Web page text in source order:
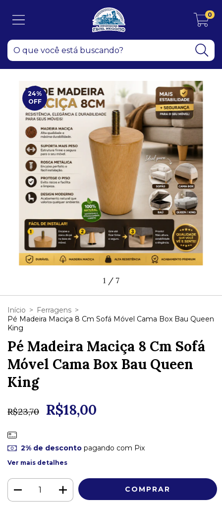
0
24%
OFF
1 / 7
Início > Ferragens >
Pé Madeira Maciça 8 Cm Sofá Móvel Cama Box Bau Queen
King
Pé Madeira Maciça 8 Cm Sofá
Móvel Cama Box Bau Queen
King
R$23,70 R$18,00
2% de descontopagando com Pix
Ver mais detalhes